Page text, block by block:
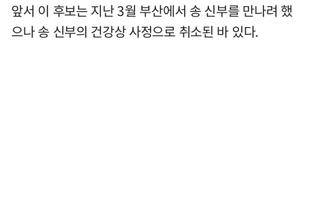
앞서 이 후보는 지난 3월 부산에서 송 신부를 만나려 했
으나 송 신부의 건강상 사정으로 취소된 바 있다.